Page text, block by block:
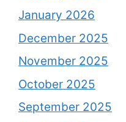
January 2026
December 2025
November 2025
October 2025
September 2025